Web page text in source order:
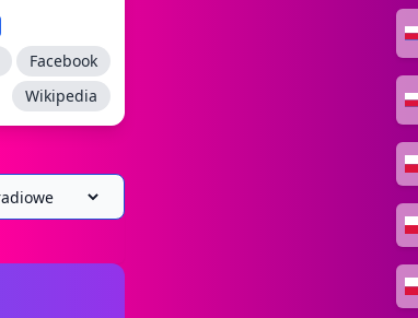
Facebook
Wikipedia